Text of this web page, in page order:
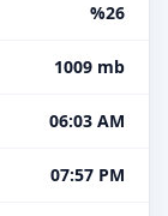
%26
1009 mb
06:03 AM
07:57 PM